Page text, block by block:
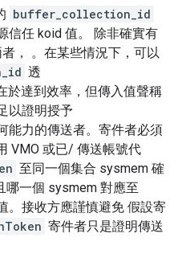
buffer_collection_id
信任 koid 值。 除非確實有
， 。在某些情況下，可以
透
於達到效率，但傳入值聲稱
以證明授予
能力的傳送者。寄件者必須
VMO 或已/ 傳送帳號代
至同一個集合 sysmem 確
哪一個 sysmem 對應至
。接收方應謹慎避免 假設寄
寄件者只是證明傳送